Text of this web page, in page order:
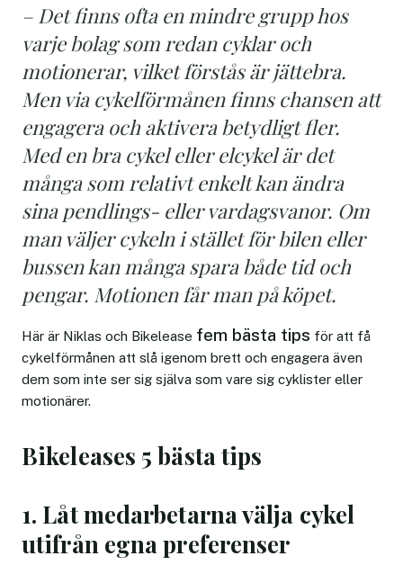
– Det finns ofta en mindre grupp hos
varje bolag som redan cyklar och
motionerar, vilket förstås är jättebra.
Men via cykelförmånen finns chansen att
engagera och aktivera betydligt fler.
Med en bra cykel eller elcykel är det
många som relativt enkelt kan ändra
sina pendlings- eller vardagsvanor. Om
man väljer cykeln i stället för bilen eller
bussen kan många spara både tid och
pengar. Motionen får man på köpet.
Här är Niklas och Bikelease fem bästa tips för att få
cykelförmånen att slå igenom brett och engagera även
dem som inte ser sig själva som vare sig cyklister eller
motionärer.
Bikeleases 5 bästa tips
1. Låt medarbetarna välja cykel
utifrån egna preferenser